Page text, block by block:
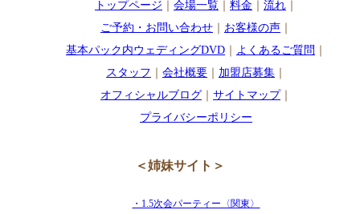
トップページ 会場一覧｜ 料金 流れ｜
ご予約・お問い合わせ｜ お客様の声｜
基本パック内ウェディングDVD｜ よくあるご質問
スタッフ
会社概要｜ 加盟店募集｜
オフィシャルブログ｜ サイトマップ｜
プライバシーポリシー
＜姉妹サイト＞
・1.5次会パーティー〈関東〉